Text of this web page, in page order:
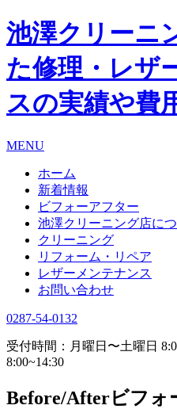
池澤クリーニ
た修理・レザ
スの実績や費
MENU
ホーム
新着情報
ビフォーアフター
池澤クリーニング店に
クリーニング
リフォーム・リペア
レザーメンテナンス
お問い合わせ
0287-54-0132
受付時間：月曜日〜土曜日
8:00~14:30
Before/Afterビフォ